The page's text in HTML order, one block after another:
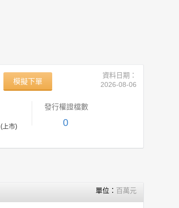
模擬下單
資料日期：
2026-08-06
(上市)
發行權證檔數
0
單位： 百萬元